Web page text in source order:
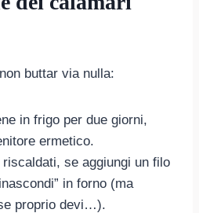
buttar via nulla:
in frigo per due giorni,
ermetico.
se aggiungi un filo
in forno (ma
proprio devi…).